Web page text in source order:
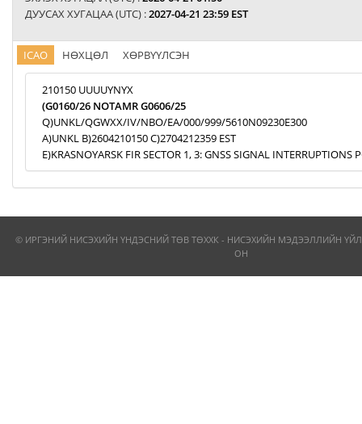
ДУУСАХ ХУГАЦАА (UTC) :2027-04-21 23:59 EST
ICAO НӨХЦӨЛ ХӨРВҮҮЛСЭН
210150 UUUUYNYX
(G0160/26 NOTAMR G0606/25
Q)UNKL/QGWXX/IV/NBO/EA/000/999/5610N09230E300
A)UNKL B)2604210150 C)2704212359 EST
E)KRASNOYARSK FIR SECTOR 1, 3: GNSS SIGNAL INTERRUPTIONS
© ИРГЭНИЙ НИСЭХИЙН ҮНДЭСНИЙ ТӨВ ТӨХХК - НИСЭХИЙН МЭДЭЭЛЛИЙН
ОН